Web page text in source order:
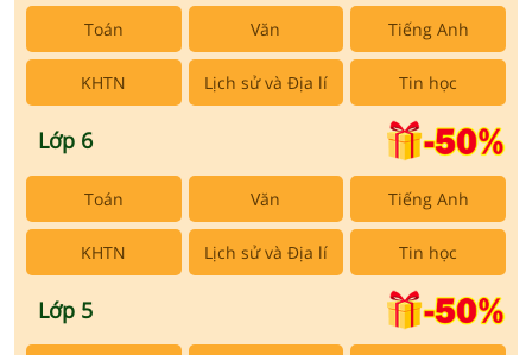
Hướng dẫn cách viết "A Cause-Effect-
Solution Essay"| Cô Phạm Đoàn Mai Linh|
Ôn thi ĐGNL ĐHSP HCM
So sánh em & người yêu cũ - Câu so sánh |
Ôn thi TN THPT & ĐGNL môn Anh | Cô
Lượng từ (Quantifiers) | Luyện thi TN THPT
Toán Văn Tiếng Anh
KHTN Lịch sử và Địa lí Tin học
Lớp 6
Toán Văn Tiếng Anh
KHTN Lịch sử và Địa lí Tin học
Lớp 5